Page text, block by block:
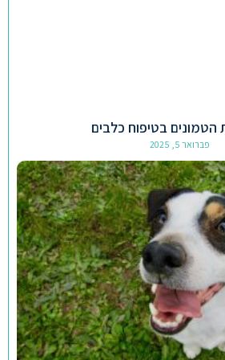
הטמונים בטיפוח כלבים
פברואר 5, 2025